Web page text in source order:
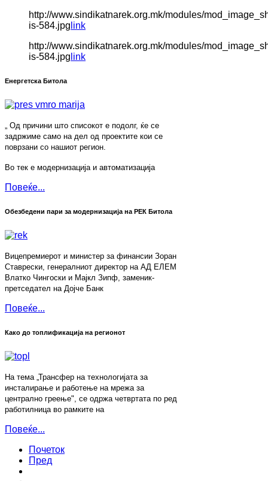
http://www.sindikatnarek.org.mk/modules/
is-584.jpg link
http://www.sindikatnarek.org.mk/modules/
is-584.jpg link
Енергетска Битола
„ Од причини што списокот е подолг, ќе се
задржиме само на дел од проектите кои се
поврзани со нашиот регион.
Во тек е модернизација и автоматизација
Повеќе...
Обезбедени пари за модернизација на РЕК Битола
Вицепремиерот и министер за финансии Зоран
Ставрески, генералниот директор на АД ЕЛЕМ
Влатко Чингоски и Мајкл Зипф, заменик-
претседател на Дојче Банк
Повеќе...
Како до топлификација на регионот
На тема „Трансфер на технологијата за
инсталирање и работење на мрежа за
централно греење", се одржа четвртата по ред
работилница во рамките на
Повеќе...
Почеток
Пред